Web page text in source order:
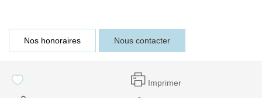
Nos honoraires Nous contacter
Imprimer